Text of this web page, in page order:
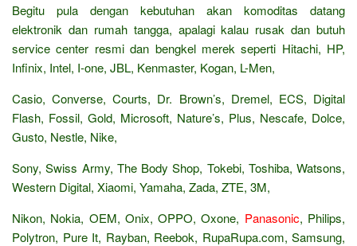
Begitu pula dengan kebutuhan akan komoditas datang
elektronik dan rumah tangga, apalagi kalau rusak dan butuh
service center resmi dan bengkel merek seperti Hitachi, HP,
Infinix, Intel, I-one, JBL, Kenmaster, Kogan, L-Men,
Casio, Converse, Courts, Dr. Brown’s, Dremel, ECS, Digital
Flash, Fossil, Gold, Microsoft, Nature’s, Plus, Nescafe, Dolce,
Gusto, Nestle, Nike,
Sony, Swiss Army, The Body Shop, Tokebi, Toshiba, Watsons,
Western Digital, Xiaomi, Yamaha, Zada, ZTE, 3M,
Nikon, Nokia, OEM, Onix, OPPO, Oxone, Panasonic, Philips,
Polytron, Pure It, Rayban, Reebok, RupaRupa.com, Samsung,